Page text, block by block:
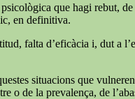
que hagi rebut,
en definitiva.
falta d’eficàcia i, dut a
situacions que
o de la prevalença, de